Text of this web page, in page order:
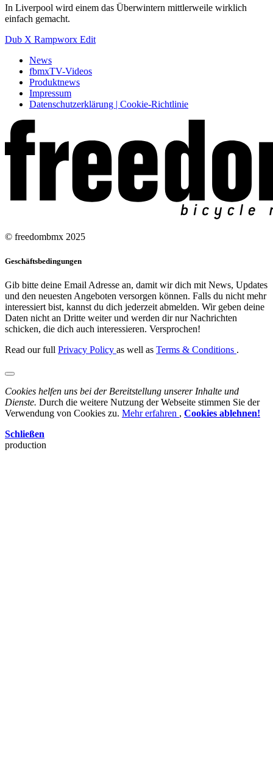
In Liverpool wird einem das Überwintern mittlerweile wirklich
einfach gemacht.
Dub X Rampworx Edit
News
fbmxTV-Videos
Produktnews
Impressum
Datenschutzerklärung | Cookie-Richtlinie
© freedombmx 2025
Geschäftsbedingungen
Gib bitte deine Email Adresse an, damit wir dich mit News, Updates
und den neuesten Angeboten versorgen können. Falls du nicht mehr
interessiert bist, kannst du dich jederzeit abmelden. Wir geben deine
Daten nicht an Dritte weiter und werden dir nur Nachrichten
schicken, die dich auch interessieren. Versprochen!
Read our full Privacy Policy as well as Terms & Conditions .
Cookies helfen uns bei der Bereitstellung unserer Inhalte und
Dienste. Durch die weitere Nutzung der Webseite stimmen Sie der
Verwendung von Cookies zu. Mehr erfahren , Cookies ablehnen!
Schließen
production